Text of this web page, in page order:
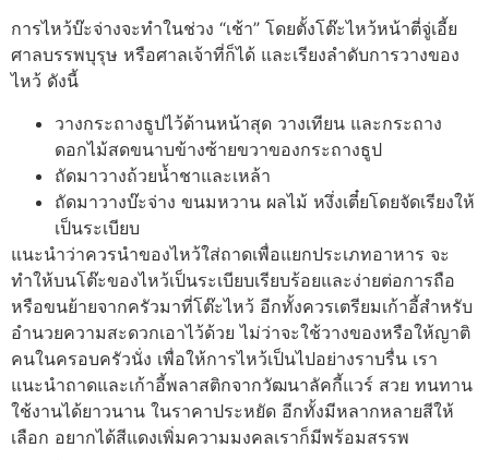
การไหว้บ๊ะจ่างจะทำในช่วง “เช้า” โดยตั้งโต๊ะไหว้หน้าตี่จู่เอี้ย
ศาลบรรพบุรุษ หรือศาลเจ้าที่ก็ได้ และเรียงลำดับการวางของ
ไหว้ ดังนี้
วางกระถางธูปไว้ด้านหน้าสุด วางเทียน และกระถาง
ดอกไม้สดขนาบข้างซ้ายขวาของกระถางธูป
ถัดมาวางถ้วยน้ำชาและเหล้า
ถัดมาวางบ๊ะจ่าง ขนมหวาน ผลไม้ หงึ่งเตี๋ยโดยจัดเรียงให้
เป็นระเบียบ
แนะนำว่าควรนำของไหว้ใส่ถาดเพื่อแยกประเภทอาหาร จะ
ทำให้บนโต๊ะของไหว้เป็นระเบียบเรียบร้อยและง่ายต่อการถือ
หรือขนย้ายจากครัวมาที่โต๊ะไหว้ อีกทั้งควรเตรียมเก้าอี้สำหรับ
อำนวยความสะดวกเอาไว้ด้วย ไม่ว่าจะใช้วางของหรือให้ญาติ
คนในครอบครัวนั่ง เพื่อให้การไหว้เป็นไปอย่างราบรื่น เรา
แนะนำถาดและเก้าอี้พลาสติกจากวัฒนาลัคกี้แวร์ สวย ทนทาน
ใช้งานได้ยาวนาน ในราคาประหยัด อีกทั้งมีหลากหลายสีให้
เลือก อยากได้สีแดงเพิ่มความมงคลเราก็มีพร้อมสรรพ